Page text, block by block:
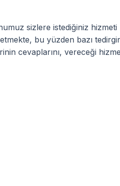
sizlere istediğiniz hizmeti
bu yüzden bazı
cevaplarını, vereceği